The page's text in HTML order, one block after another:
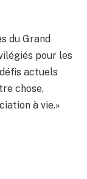
du Grand
pour les
actuels
chose,
à vie.»